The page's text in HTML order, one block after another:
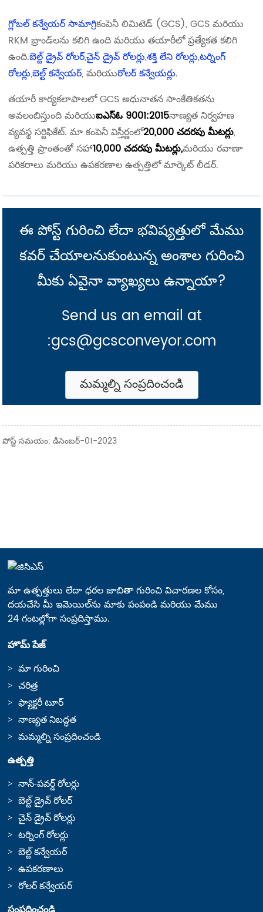
గ్లోబల్ కన్వేయర్ సామాగ్రికంపెనీ లిమిటెడ్ (GCS), GCS మరియు
RKM బ్రాండ్‌లను కలిగి ఉంది మరియు తయారీలో ప్రత్యేకత కలిగి
ఉంది.బెల్ట్ డ్రైవ్ రోలర్,చైన్ డ్రైవ్ రోలర్లు,శక్తి లేని రోలర్లు,టర్నింగ్
రోలర్లు,బెల్ట్ కన్వేయర్, మరియురోలర్ కన్వేయర్లు.
తయారీ కార్యకలాపాలలో GCS అధునాతన సాంకేతికతను
అవలంబిస్తుంది మరియుఐఎస్ఓ 9001:2015నాణ్యత నిర్వహణ
వ్యవస్థ సర్టిఫికేట్. మా కంపెనీ విస్తీర్ణంలో20,000 చదరపు మీటర్లు,
ఉత్పత్తి ప్రాంతంతో సహా10,000 చదరపు మీటర్లు,మరియు రవాణా
పరికరాలు మరియు ఉపకరణాల ఉత్పత్తిలో మార్కెట్ లీడర్.
ఈ పోస్ట్ గురించి లేదా భవిష్యత్తులో మేము
కవర్ చేయాలనుకుంటున్న అంశాల గురించి
మీకు ఏవైనా వ్యాఖ్యలు ఉన్నాయా?
Send us an email at
:gcs@gcsconveyor.com
మమ్మల్ని సంప్రదించండి
పోస్ట్ సమయం: డిసెంబర్-01-2023
మా ఉత్పత్తులు లేదా ధరల జాబితా గురించి విచారణల కోసం,
దయచేసి మీ ఇమెయిల్‌ను మాకు పంపండి మరియు మేము
24 గంటల్లోగా సంప్రదిస్తాము.
హొమ్ పేజ్
మా గురించి
చరిత్ర
ఫ్యాక్టరీ టూర్
నాణ్యత నిబద్ధత
మమ్మల్ని సంప్రదించండి
ఉత్పత్తి
నాన్-పవర్డ్ రోలర్లు
బెల్ట్ డ్రైవ్ రోలర్
చైన్ డ్రైవ్ రోలర్లు
టర్నింగ్ రోలర్లు
బెల్ట్ కన్వేయర్
ఉపకరణాలు
రోలర్ కన్వేయర్
సంప్రదించండి